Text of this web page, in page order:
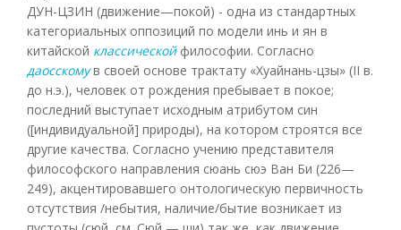
ДУН-ЦЗИН (движение—покой) - одна из стандартных
категориальных оппозиций по модели инь и ян в
китайской классическойфилософии. Согласно
даосскомув своей основе трактату «Хуайнань-цзы» (II в.
до н.э.), человек от рождения пребывает в покое;
последний выступает исходным атрибутом син
([индивидуальной] природы), на котором строятся все
другие качества. Согласно учению представителя
философского направления сюань сюэ Ван Би (226—
249), акцентировавшего онтологическую первичность
отсутствия /небытия, наличие/бытие возникает из